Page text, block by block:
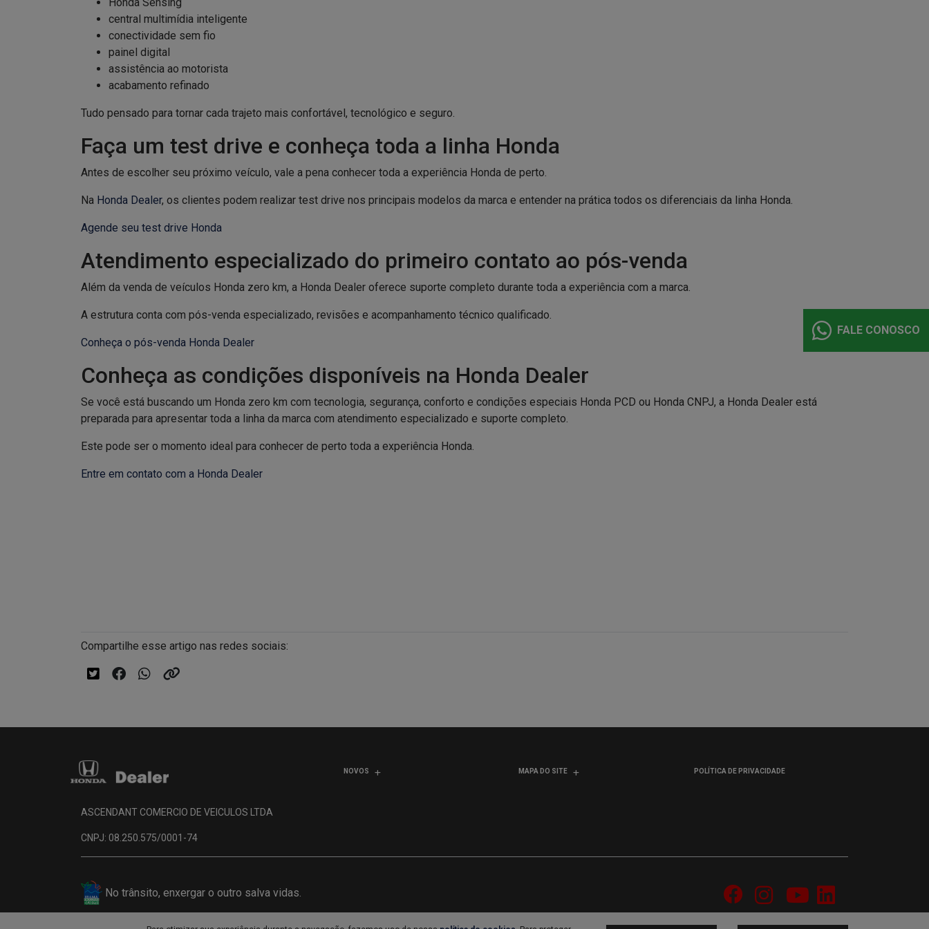
central multimídia inteligente
conectividade sem fio
painel digital
assistência ao motorista
acabamento refinado
Tudo pensado para tornar cada trajeto mais confortável, tecnológico e seguro.
Faça um test drive e conheça toda a linha Honda
Antes de escolher seu próximo veículo, vale a pena conhecer toda a experiência Honda de perto.
Na Honda Dealer, os clientes podem realizar test drive nos principais modelos da marca e entender na prática todos os diferenciais da linha Honda.
Agende seu test drive Honda
Atendimento especializado do primeiro contato ao pós-venda
Além da venda de veículos Honda zero km, a Honda Dealer oferece suporte completo durante toda a experiência com a marca.
A estrutura conta com pós-venda especializado, revisões e acompanhamento técnico qualificado.
Conheça o pós-venda Honda Dealer
Conheça as condições disponíveis na Honda Dealer
Se você está buscando um Honda zero km com tecnologia, segurança, conforto e condições especiais Honda PCD ou Honda CNPJ, a Honda Dealer está
preparada para apresentar toda a linha da marca com atendimento especializado e suporte completo.
Este pode ser o momento ideal para conhecer de perto toda a experiência Honda.
Entre em contato com a Honda Dealer
Compartilhe esse artigo nas redes sociais:
NOVOS MAPA DO SITE POLÍTICA DE PRIVACIDADE
ASCENDANT COMERCIO DE VEICULOS LTDA
CNPJ: 08.250.575/0001-74
No trânsito, enxergar o outro salva vidas.
FALE CONOSCO